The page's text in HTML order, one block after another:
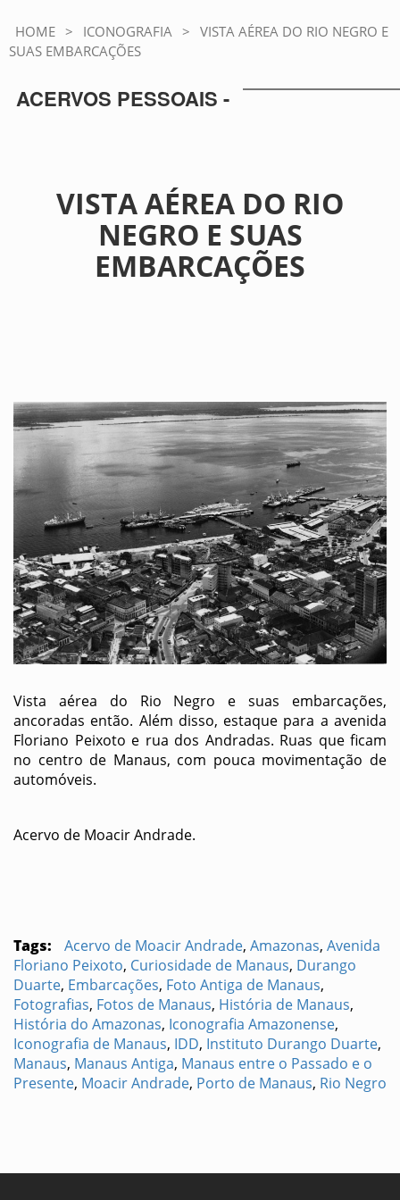
HOME > ICONOGRAFIA > VISTA AÉREA DO RIO NEGRO E
SUAS EMBARCAÇÕES
ACERVOS PESSOAIS -
VISTA AÉREA DO RIO
NEGRO E SUAS
EMBARCAÇÕES
Vista aérea do Rio Negro e suas embarcações,
ancoradas então. Além disso, estaque para a avenida
Floriano Peixoto e rua dos Andradas. Ruas que ficam
no centro de Manaus, com pouca movimentação de
automóveis.
Acervo de Moacir Andrade.
Tags: Acervo de Moacir Andrade, Amazonas, Avenida
Floriano Peixoto, Curiosidade de Manaus, Durango
Duarte, Embarcações, Foto Antiga de Manaus,
Fotografias, Fotos de Manaus, História de Manaus,
História do Amazonas, Iconografia Amazonense,
Iconografia de Manaus, IDD, Instituto Durango Duarte,
Manaus, Manaus Antiga, Manaus entre o Passado e o
Presente, Moacir Andrade, Porto de Manaus, Rio Negro